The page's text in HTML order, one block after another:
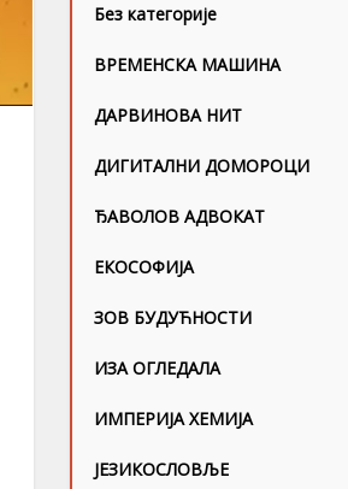
Без категорије
ВРЕМЕНСКА МАШИНА
ДАРВИНОВА НИТ
ДИГИТАЛНИ ДОМОРОЦИ
ЂАВОЛОВ АДВОКАТ
ЕКОСОФИЈА
ЗОВ БУДУЋНОСТИ
ИЗА ОГЛЕДАЛА
ИМПЕРИЈА ХЕМИЈА
ЈЕЗИКОСЛОВЉЕ